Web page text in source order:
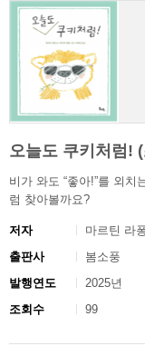
오늘도 쿠키처럼!
비가 와도 “좋아!”를 외
럼 찾아볼까요?
저자
마르틴 라
출판사
봄소풍
발행연도
2025년
조회수
99